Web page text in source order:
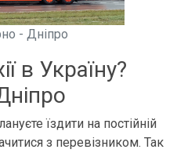
- Дніпро
в Україну?
їздити на постійній
з перевізником. Так